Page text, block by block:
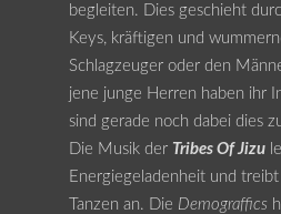
begleiten. Dies geschieht
Keys, kräftigen und
Schlagzeuger oder den
jene junge Herren haben ihr
sind gerade noch dabei dies
Die Musik der Tribes Of Jizu
Energiegeladenheit und
Tanzen an. Die Demograffics